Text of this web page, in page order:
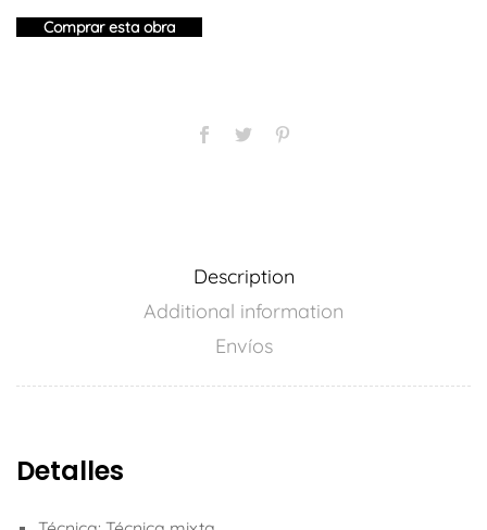
Comprar esta obra
Description
Additional information
Envíos
Detalles